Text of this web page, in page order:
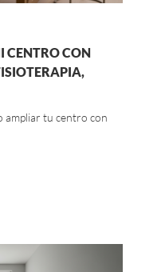
CENTRO CON
ampliar tu centro con